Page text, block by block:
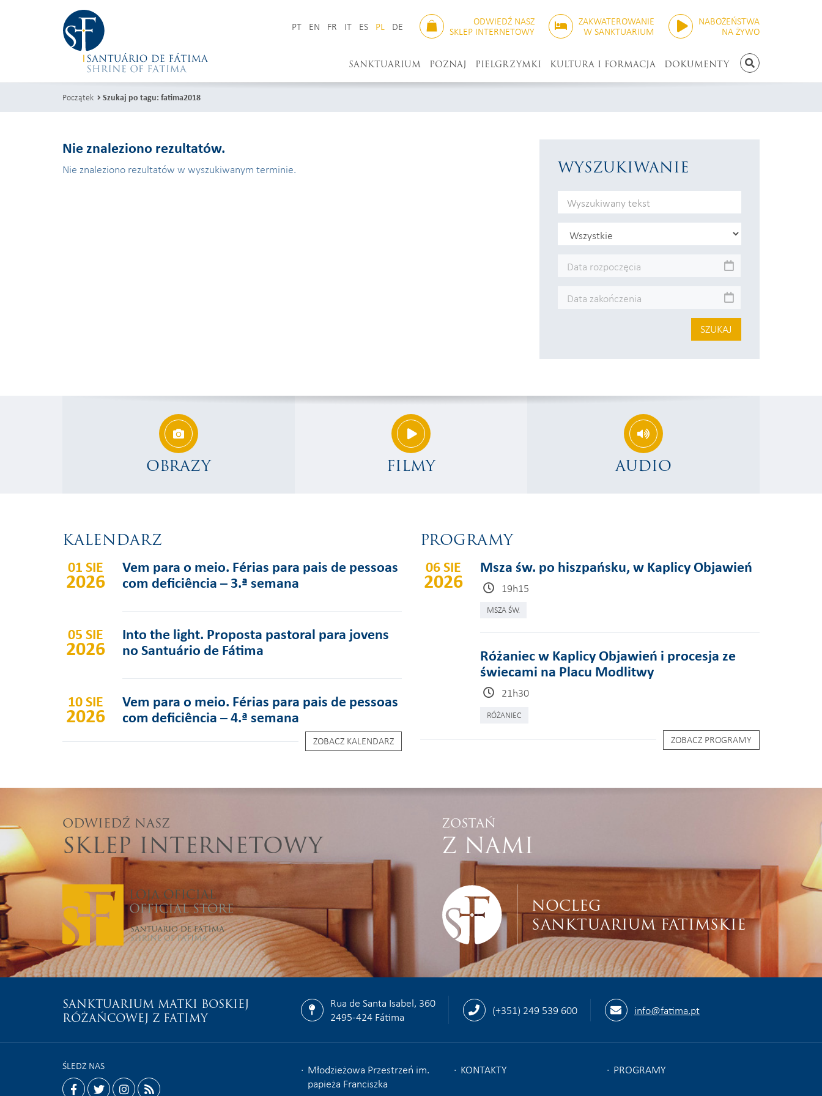
PT EN FR IT ES PL DE ODWIEDŹ NASZ
SKLEP INTERNETOWY
ZAKWATEROWANIE
W SANKTUARIUM
NABOŻEŃSTWA
NA ŻYWO
SZUKAJ
SANKTUARIUM POZNAJ PIELGRZYMKI KULTURA I FORMACJA DOKUMENTY
Początek Szukaj po tagu: fatima2018
WYSZUKIWANIE
SZUKAJ
Nie znaleziono rezultatów.
Nie znaleziono rezultatów w wyszukiwanym terminie.
OBRAZY FILMY AUDIO
KALENDARZ
01 SIE
2026
Vem para o meio. Férias para pais de pessoas
com deficiência – 3.ª semana
05 SIE
2026
Into the light. Proposta pastoral para jovens
no Santuário de Fátima
10 SIE
2026
Vem para o meio. Férias para pais de pessoas
com deficiência – 4.ª semana
ZOBACZ KALENDARZ
PROGRAMY
06 SIE
2026
Msza św. po hiszpańsku, w Kaplicy Objawień
19h15
MSZA ŚW.
Różaniec w Kaplicy Objawień i procesja ze
świecami na Placu Modlitwy
21h30
RÓŻANIEC
ZOBACZ PROGRAMY
ODWIEDŹ NASZ
SKLEP INTERNETOWY
ZOSTAŃ
Z NAMI
NOCLEG
SANKTUARIUM FATIMSKIE
SANKTUARIUM MATKI BOSKIEJ
RÓŻAŃCOWEJ Z FATIMY
Rua de Santa Isabel, 360
2495-424 Fátima
(+351) 249 539 600 info@fatima.pt
Młodzieżowa Przestrzeń im.
papieża Franciszka
KONTAKTY PROGRAMY
ŚLEDŻ NAS